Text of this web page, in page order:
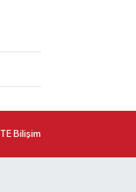
TE Bilişim